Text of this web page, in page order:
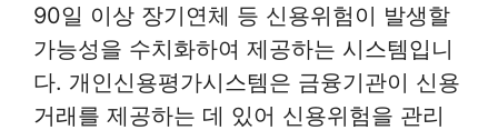
90일 이상 장기연체 등 신용위험이 발생할
가능성을 수치화하여 제공하는 시스템입니
다. 개인신용평가시스템은 금융기관이 신용
거래를 제공하는 데 있어 신용위험을 관리